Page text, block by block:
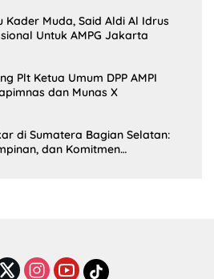
Kader Muda, Said Aldi Al Idrus
Untuk AMPG Jakarta
Plt Ketua Umum DPP AMPI
dan Munas X
di Sumatera Bagian Selatan:
dan Komitmen